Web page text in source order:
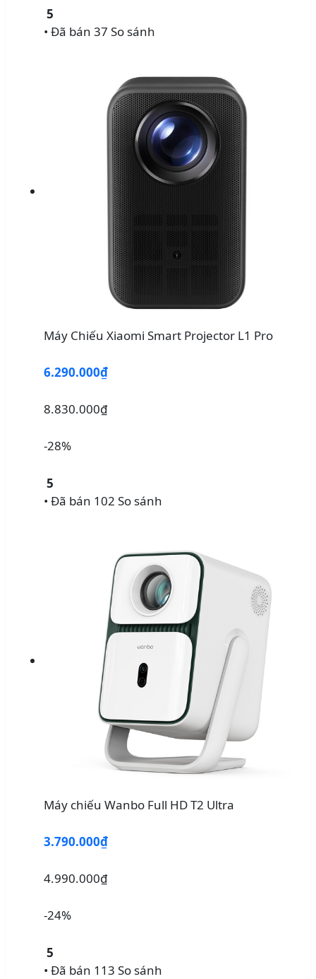
5
• Đã bán 37 So sánh
Máy Chiếu Xiaomi Smart Projector L1 Pro
6.290.000₫
8.830.000₫
-28%
5
• Đã bán 102 So sánh
Máy chiếu Wanbo Full HD T2 Ultra
3.790.000₫
4.990.000₫
-24%
5
• Đã bán 113 So sánh